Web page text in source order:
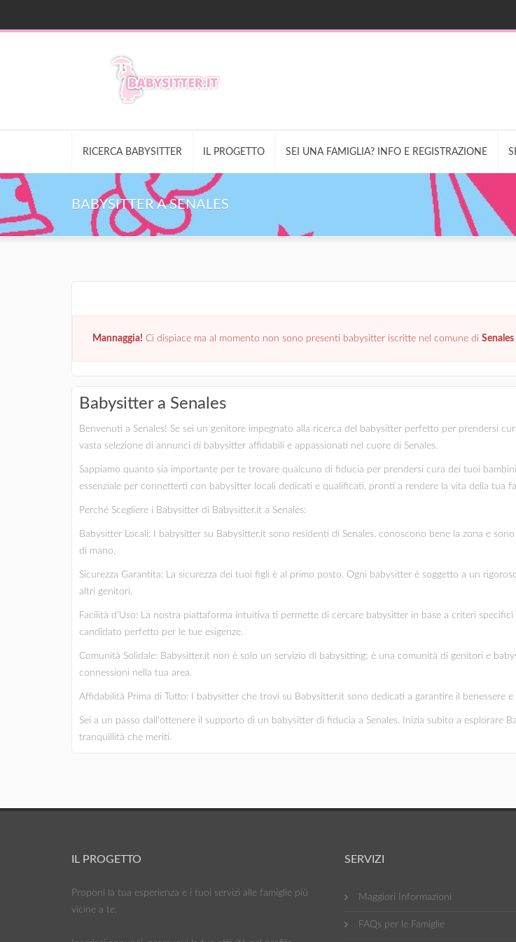
RICERCA BABYSITTER IL PROGETTO SEI UNA FAMIGLIA? INFO E REGISTRAZIONE
BABYSITTER A SENALES
Mannaggia! Ci dispiace ma al momento non sono presenti babysitter iscritte nel comune di Senales
Babysitter a Senales
Benvenuti a Senales! Se sei un genitore impegnato alla ricerca del babysitter perfetto per prendersi
vasta selezione di annunci di babysitter affidabili e appassionati nel cuore di Senales.
Sappiamo quanto sia importante per te trovare qualcuno di fiducia per prendersi cura dei tuoi
essenziale per connetterti con babysitter locali dedicati e qualificati, pronti a rendere la vita della tua
Perché Scegliere i Babysitter di Babysitter.it a Senales:
Babysitter Locali: I babysitter su Babysitter.it sono residenti di Senales, conoscono bene la zona e
di mano.
Sicurezza Garantita: La sicurezza dei tuoi figli è al primo posto. Ogni babysitter è soggetto a un
altri genitori.
Facilità d'Uso: La nostra piattaforma intuitiva ti permette di cercare babysitter in base a criteri
candidato perfetto per le tue esigenze.
Comunità Solidale: Babysitter.it non è solo un servizio di babysitting; è una comunità di genitori e
connessioni nella tua area.
Affidabilità Prima di Tutto: I babysitter che trovi su Babysitter.it sono dedicati a garantire il benessere
Sei a un passo dall'ottenere il supporto di un babysitter di fiducia a Senales. Inizia subito a esplorare
tranquillità che meriti.
IL PROGETTO
Proponi la tua esperienza e i tuoi servizi alle famiglie più
vicine a te.
SERVIZI
Maggiori Informazioni
FAQs per le Famiglie